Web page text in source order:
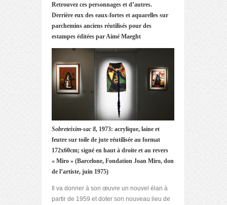
Retrouvez ces personnages et d’autres.
Derrière eux des eaux-fortes et aquarelles sur
parchemins anciens réutilisés pour des
estampes éditées par Aimé Maeght
Sobreteixim-sac 8, 1973: acrylique, laine et
feutre sur toile de jute réutilisée au format
172x60cm; signé en haut à droite et au revers
« Miro » (Barcelone, Fondation Joan Miro, don
de l’artiste, juin 1975)
Il va donner à son œuvre un nouvel élan à
partir de 1959 et doter son nouveau lieu de